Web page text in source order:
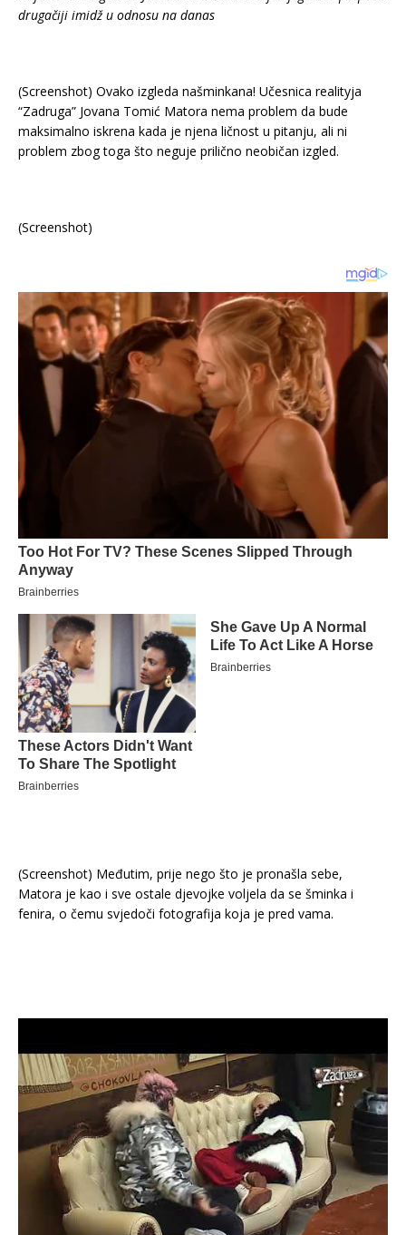
drugačiji imidž u odnosu na danas
(Screenshot) Ovako izgleda našminkana! Učesnica realityja
“Zadruga” Jovana Tomić Matora nema problem da bude
maksimalno iskrena kada je njena ličnost u pitanju, ali ni
problem zbog toga što neguje prilično neobičan izgled.
(Screenshot)
(Screenshot) Međutim, prije nego što je pronašla sebe,
Matora je kao i sve ostale djevojke voljela da se šminka i
fenira, o čemu svjedoči fotografija koja je pred vama.